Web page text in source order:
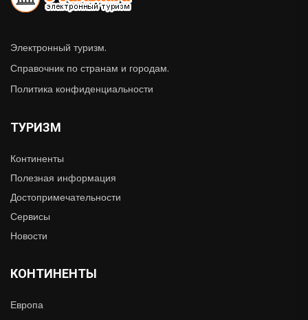
Электронный туризм.
Справочник по странам и городам.
Политика конфиденциальности
ТУРИЗМ
Континенты
Полезная информация
Достопримечательности
Сервисы
Новости
КОНТИНЕНТЫ
Европа